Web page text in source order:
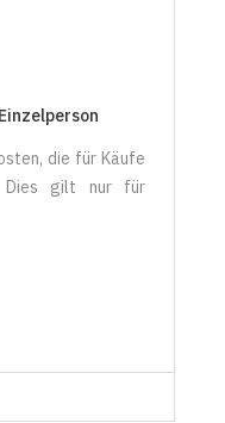
die für Käufe
Dies gilt nur für